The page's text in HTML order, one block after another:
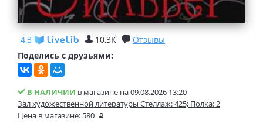
4,3 10,3K
Отзывы
Поделись с друзьями:
В НАЛИЧИИ в магазине на 09.08.2026 13:20
Зал художественной литературы Стеллаж: 425; Полка: 2
Цена в магазине: 580